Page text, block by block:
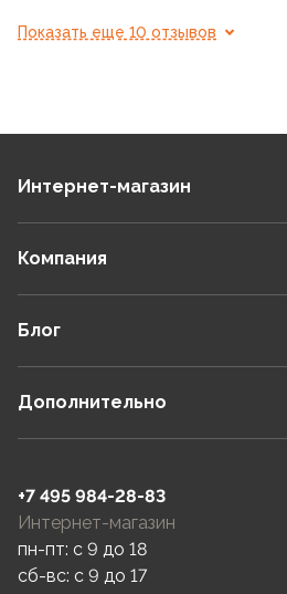
Показать еще 10 отзывов
Интернет-магазин
Компания
Блог
Дополнительно
+7 495 984-28-83
Интернет-магазин
пн-пт: c 9 до 18
сб-вс: c 9 до 17